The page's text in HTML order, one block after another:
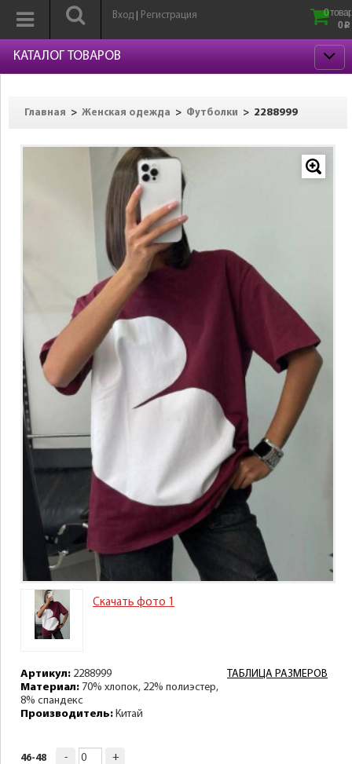
Вход Регистрация
0
0 p
КАТАЛОГ ТОВАРОВ
Главная > Женская одежда > Футболки > 2288999
Скачать фото 1
ТАБЛИЦА РАЗМЕРОВ
Артикул: 2288999
Материал: 70% хлопок, 22% полиэстер,
8% спандекс
Производитель: Китай
46-48 - +